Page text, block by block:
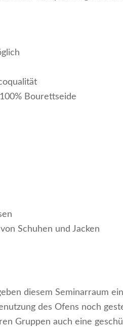
Bourettseide
Schuhen und Jacken
diesem Seminarraum
des Ofens noch
Gruppen auch eine